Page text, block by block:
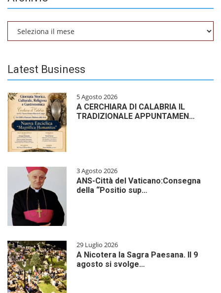
Latest Business
5 Agosto 2026
A CERCHIARA DI CALABRIA IL
TRADIZIONALE APPUNTAMEN…
3 Agosto 2026
ANS-Città del Vaticano:Consegna
della “Positio sup…
29 Luglio 2026
A Nicotera la Sagra Paesana. Il 9
agosto si svolge…